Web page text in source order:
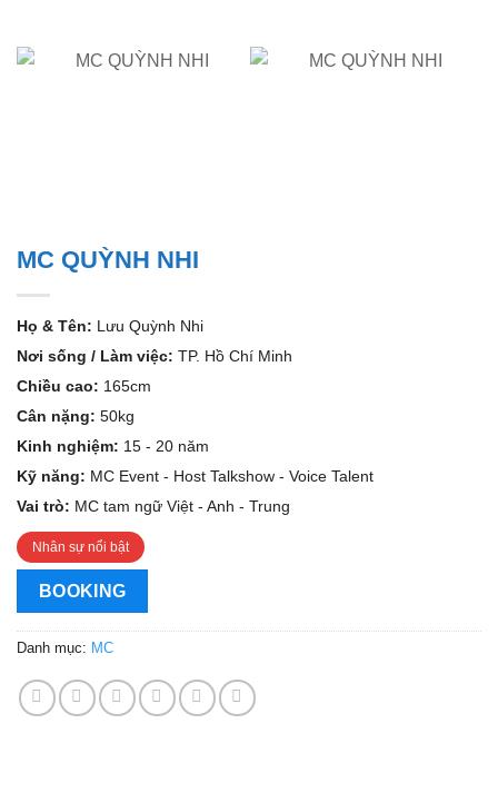
MC QUỲNH NHI
Họ & Tên: Lưu Quỳnh Nhi
Nơi sống / Làm việc: TP. Hồ Chí Minh
Chiều cao: 165cm
Cân nặng: 50kg
Kinh nghiệm: 15 - 20 năm
Kỹ năng: MC Event - Host Talkshow - Voice Talent
Vai trò: MC tam ngữ Việt - Anh - Trung
Nhân sự nổi bật
BOOKING
Danh mục: MC